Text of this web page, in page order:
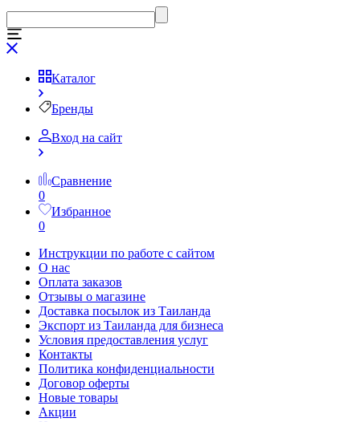
Каталог
Бренды
Вход на сайт
Сравнение
0
Избранное
0
Инструкции по работе с сайтом
О нас
Оплата заказов
Отзывы о магазине
Доставка посылок из Таиланда
Экспорт из Таиланда для бизнеса
Условия предоставления услуг
Контакты
Политика конфиденциальности
Договор оферты
Новые товары
Акции